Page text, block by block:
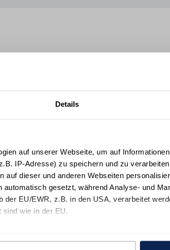
Details
auf unserer Webseite, um auf
IP-Adresse) zu speichern und zu
auf dieser und anderen Webseiten
automatisch gesetzt, während Analyse- und
der EU/EWR, z.B. in den USA, verarbeitet
wie in der EU.
Strandkorb am Haus
Nichtraucher
Kaminofen
Terrassenmöbel
Gartenhaus zur Nutzung